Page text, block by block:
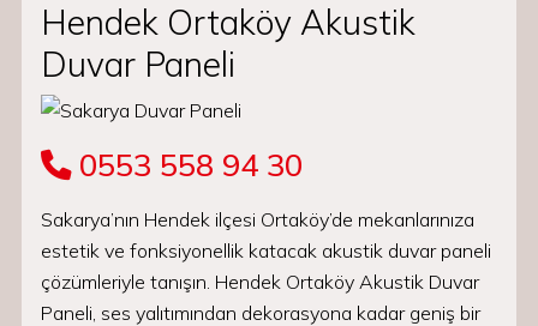
Hendek Ortaköy Akustik
Duvar Paneli
0553 558 94 30
Sakarya’nın Hendek ilçesi Ortaköy’de mekanlarınıza
estetik ve fonksiyonellik katacak akustik duvar paneli
çözümleriyle tanışın. Hendek Ortaköy Akustik Duvar
Paneli, ses yalıtımından dekorasyona kadar geniş bir